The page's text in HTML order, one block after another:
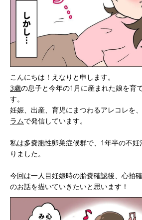
こんにちは！えなりと申します。
3歳の息子と今年の1月に産まれた娘を育
す。
妊娠、出産、育児にまつわるアレコレを
ラムで発信しています。
私は多嚢胞性卵巣症候群で、1年半の不
りました。
今回は一人目妊娠時の胎嚢確認後、心拍
のお話を描いていきたいと思います！